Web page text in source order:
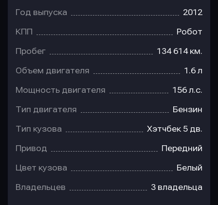
Год выпуска 2012
КПП Робот
Пробег 134 614 км.
Объем двигателя 1.6 л
Мощность двигателя 156 л.с.
Тип двигателя Бензин
Тип кузова Хэтчбек 5 дв.
Привод Передний
Цвет кузова Белый
Владельцев 3 владельца